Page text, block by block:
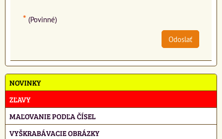
* (Povinné)
Odoslať
NOVINKY
ZĽAVY
MAĽOVANIE PODĽA ČÍSEL
VYŠKRABÁVACIE OBRÁZKY